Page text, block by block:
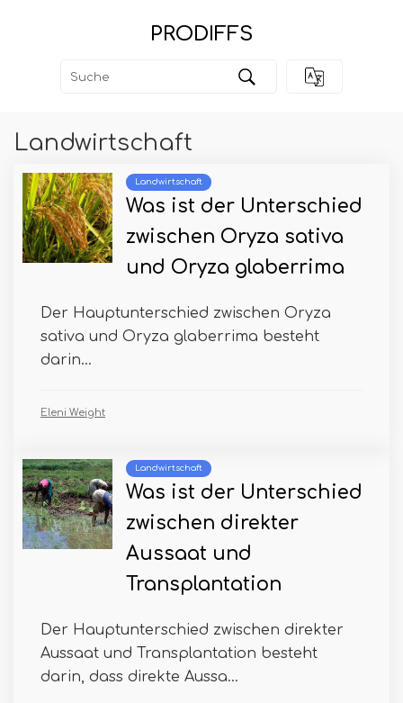
PRODIFFS
Landwirtschaft
Landwirtschaft
Was ist der Unterschied
zwischen Oryza sativa
und Oryza glaberrima
Der Hauptunterschied zwischen Oryza
sativa und Oryza glaberrima besteht
darin...
Eleni Weight
Landwirtschaft
Was ist der Unterschied
zwischen direkter
Aussaat und
Transplantation
Der Hauptunterschied zwischen direkter
Aussaat und Transplantation besteht
darin, dass direkte Aussa...